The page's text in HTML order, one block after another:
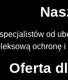
od
ochronę
Oferta